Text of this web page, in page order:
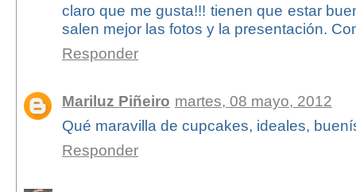
claro que me gusta!!! tienen que estar
salen mejor las fotos y la presentación.
Responder
Mariluz Piñeiro martes, 08 mayo, 2012
Qué maravilla de cupcakes, ideales,
Responder